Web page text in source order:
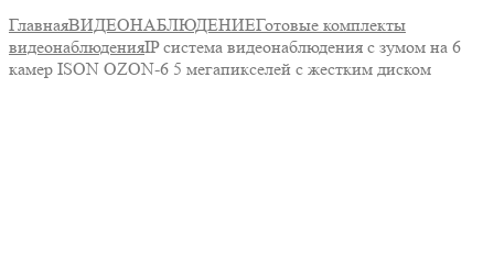
ГлавнаяВИДЕОНАБЛЮДЕНИЕГотовые комплекты
видеонаблюденияIP система видеонаблюдения с зумом на 6
камер ISON OZON-6 5 мегапикселей с жестким диском